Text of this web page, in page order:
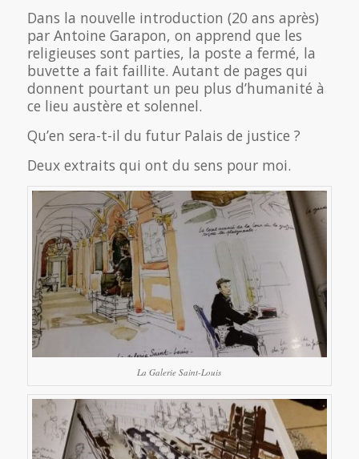
Dans la nouvelle introduction (20 ans après)
par Antoine Garapon, on apprend que les
religieuses sont parties, la poste a fermé, la
buvette a fait faillite. Autant de pages qui
donnent pourtant un peu plus d’humanité à
ce lieu austère et solennel.
Qu’en sera-t-il du futur Palais de justice ?
Deux extraits qui ont du sens pour moi.
La Galerie Saint-Louis